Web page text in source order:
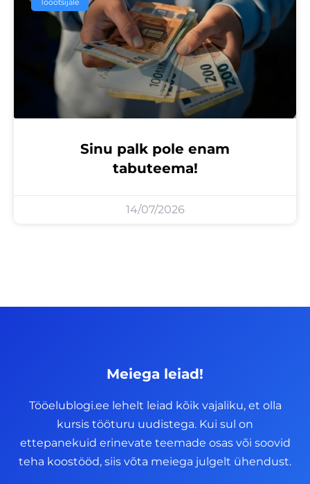
Tööotsijale
Sinu palk pole enam
tabuteema!
14/07/2026
Meiega leiad!
Tööelublogi.ee lehelt leiad kõik vajaliku, et olla
kursis tööturu uudistega. Kui sul on
ettepanekuid erinevate teemade osas või soovid
teha koostööd, siis võta meiega julgelt ühendust.